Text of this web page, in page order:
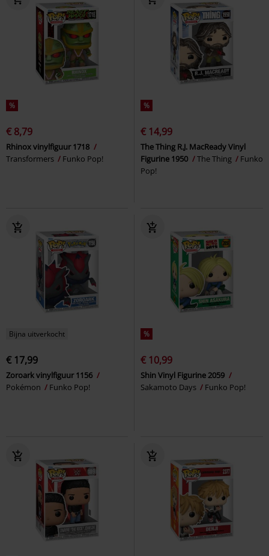
%
€ 8,79
Rhinox vinylfiguur 1718
Transformers
Funko Pop!
%
€ 14,99
The Thing R.J. MacReady Vinyl
Figurine 1950
The Thing
Funko
Pop!
Bijna uitverkocht
€ 17,99
Zoroark vinylfiguur 1156
Pokémon
Funko Pop!
%
€ 10,99
Shin Vinyl Figurine 2059
Sakamoto Days
Funko Pop!